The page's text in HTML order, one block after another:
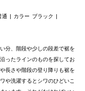
通 カラー ブラック
分、階段や少しの段差で裾を
ったラインのものを探してお
長さや階段の登り降りも裾を
や洗濯するとシワのひどいこ